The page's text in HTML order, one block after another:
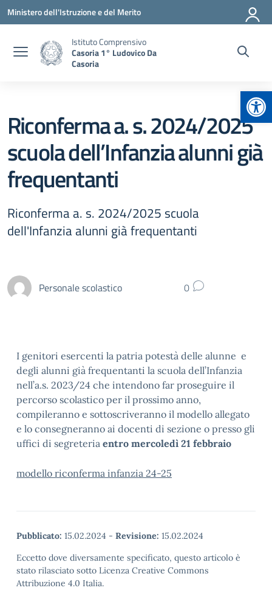
Vai ai contenuti
Vai al menu di navigazione
Vai al footer
Ministero dell'Istruzione e del Merito
Istituto Comprensivo
Casoria 1° Ludovico Da
Casoria
Riconferma a. s. 2024/2025
scuola dell’Infanzia alunni già
frequentanti
Riconferma a. s. 2024/2025 scuola
dell'Infanzia alunni già frequentanti
Personale scolastico 0
I genitori esercenti la patria potestà delle alunne e
degli alunni già frequentanti la scuola dell’Infanzia
nell’a.s. 2023/24 che intendono far proseguire il
percorso scolastico per il prossimo anno,
compileranno e sottoscriveranno il modello allegato
e lo consegneranno ai docenti di sezione o presso gli
uffici di segreteria entro mercoledì 21 febbraio
modello riconferma infanzia 24-25
Pubblicato: 15.02.2024 - Revisione: 15.02.2024
Eccetto dove diversamente specificato, questo articolo è
stato rilasciato sotto Licenza Creative Commons
Attribuzione 4.0 Italia.